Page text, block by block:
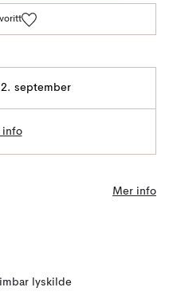
september
info
Mer info
lyskilde